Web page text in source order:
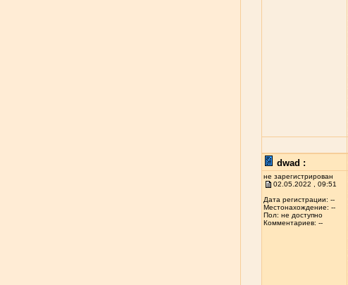
dwad :
не зарегистрирован
02.05.2022 , 09:51
Дата регистрации: --
Местонахождение: --
Пол: не доступно
Комментариев: --